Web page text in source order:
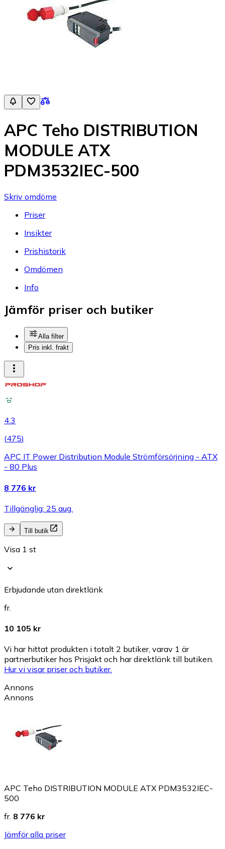
APC Teho DISTRIBUTION
MODULE ATX
PDM3532IEC-500
Skriv omdöme
Priser
Insikter
Prishistorik
Omdömen
Info
Jämför priser och butiker
Alla filter
Pris inkl. frakt
4.3
(475)
APC IT Power Distribution Module Strömförsörjning - ATX
- 80 Plus
8 776 kr
Tillgänglig: 25 aug.
Till butik
Visa 1 st
Erbjudande utan direktlänk
fr.
10 105 kr
Vi har hittat produkten i totalt 2 butiker, varav 1 är
partnerbutiker hos Prisjakt och har direktlänk till butiken.
Hur vi visar priser och butiker.
Annons
Annons
APC Teho DISTRIBUTION MODULE ATX PDM3532IEC-
500
fr. 8 776 kr
Jämför alla priser